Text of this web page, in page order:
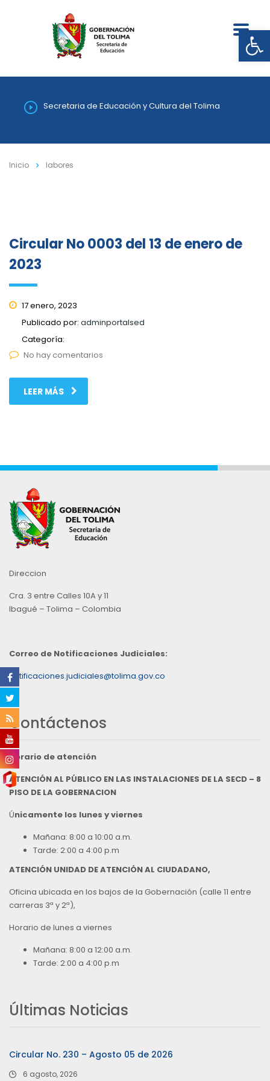
Secretaria de Educación y Cultura del Tolima
Inicio labores
Circular No 0003 del 13 de enero de
2023
17 enero, 2023
Publicado por: adminportalsed
Categoría:
No hay comentarios
LEER MÁS
Direccion
Cra. 3 entre Calles 10A y 11
Ibagué – Tolima – Colombia
Correo de Notificaciones Judiciales:
notificaciones.judiciales@tolima.gov.co
Contáctenos
Horario de atención
ATENCIÓN AL PÚBLICO EN LAS INSTALACIONES DE LA SECD – 8
PISO DE LA GOBERNACION
Únicamente los lunes y viernes
Mañana: 8:00 a 10:00 a.m.
Tarde: 2:00 a 4:00 p.m
ATENCIÓN UNIDAD DE ATENCIÓN AL CIUDADANO,
Oficina ubicada en los bajos de la Gobernación (calle 11 entre
carreras 3ª y 2ª),
Horario de lunes a viernes
Mañana: 8:00 a 12:00 a.m.
Tarde: 2:00 a 4:00 p.m
Últimas Noticias
Circular No. 230 – Agosto 05 de 2026
6 agosto, 2026